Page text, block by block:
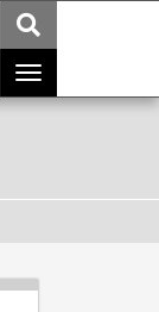
Toggle
navigation